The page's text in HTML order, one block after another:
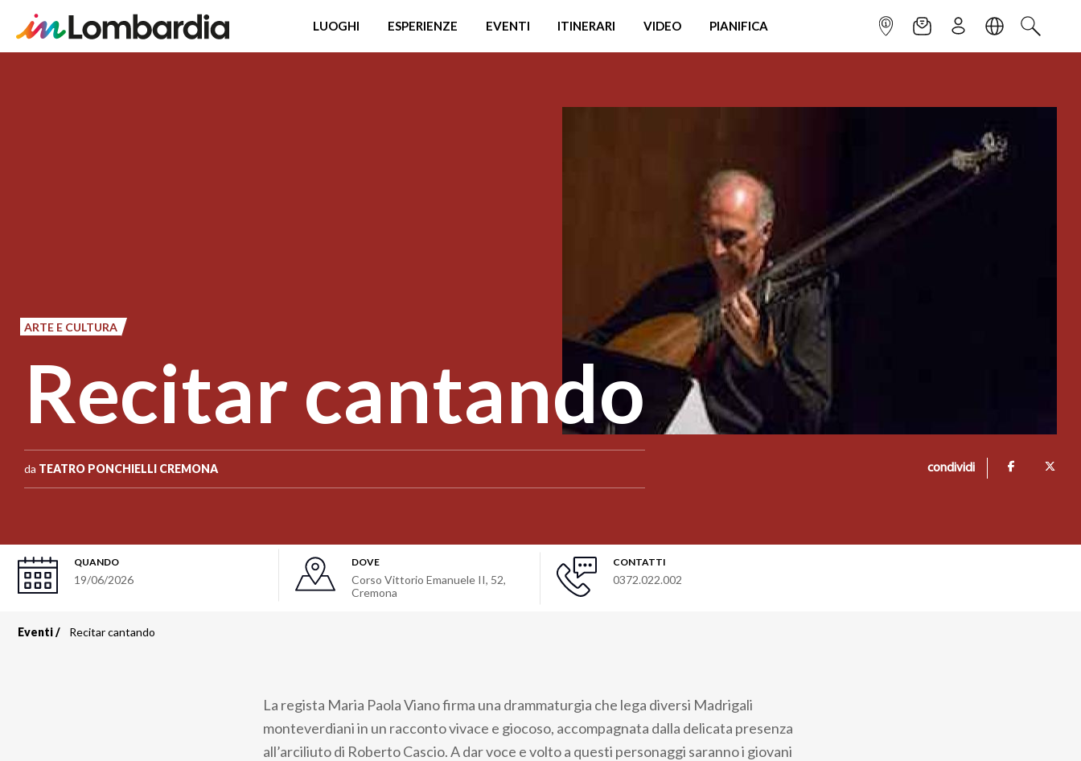
LUOGHI ESPERIENZE EVENTI ITINERARI VIDEO PIANIFICA INFOPOINTNEWSLETTER
ISCRIVITILINGUACERCA
ARTE E CULTURA
Recitar cantando
da TEATRO PONCHIELLI CREMONA condividi
QUANDO
19/06/2026
DOVE
Corso Vittorio Emanuele II, 52,
Cremona
CONTATTI
0372.022.002
Eventi Recitar cantando
La regista Maria Paola Viano firma una drammaturgia che lega diversi Madrigali
monteverdiani in un racconto vivace e giocoso, accompagnata dalla delicata presenza
all’arciliuto di Roberto Cascio. A dar voce e volto a questi personaggi saranno i giovani